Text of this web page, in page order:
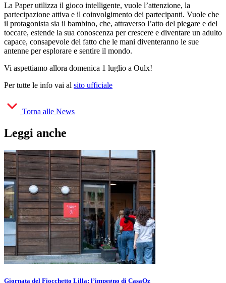
La Paper utilizza il gioco intelligente, vuole l’attenzione, la
partecipazione attiva e il coinvolgimento dei partecipanti. Vuole che
il protagonista sia il bambino, che, attraverso l’atto del piegare e del
toccare, estende la sua conoscenza per crescere e diventare un adulto
capace, consapevole del fatto che le mani diventeranno le sue
antenne per esplorare e sentire il mondo.
Vi aspettiamo allora domenica 1 luglio a Oulx!
Per tutte le info vai al sito ufficiale
Torna alle News
Leggi anche
Giornata del Fiocchetto Lilla: l’impegno di CasaOz